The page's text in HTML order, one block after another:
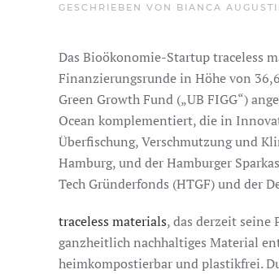
GESCHRIEBEN VON BIANCA
Das Bioökonomie-Startup traceless
Finanzierungsrunde in Höhe von
Green Growth Fund („UB FIGG“)
Ocean komplementiert, die in
Überfischung, Verschmutzung und
Hamburg, und der Hamburger
Tech Gründerfonds (HTGF) und der
traceless materials, das derzeit
ganzheitlich nachhaltiges Material
heimkompostierbar und plastikfrei.